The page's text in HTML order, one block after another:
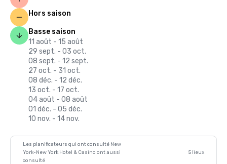
Hors saison
Basse saison
11 août - 15 août
29 sept. - 03 oct.
08 sept. - 12 sept.
27 oct. - 31 oct.
08 déc. - 12 déc.
13 oct. - 17 oct.
04 août - 08 août
01 déc. - 05 déc.
10 nov. - 14 nov.
Les planificateurs qui ont consulté New
York-New York Hotel & Casino ont aussi
consulté
5 lieux